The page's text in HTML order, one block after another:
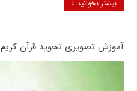
بیشتر بخوانید »
آموزش تصویری تجوید قرآن کریم